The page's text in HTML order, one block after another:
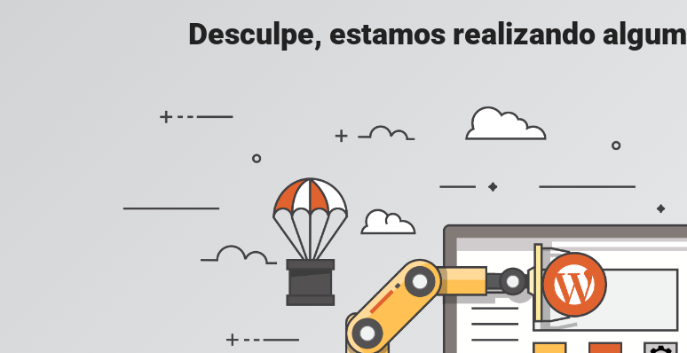
Desculpe, estamos realizando